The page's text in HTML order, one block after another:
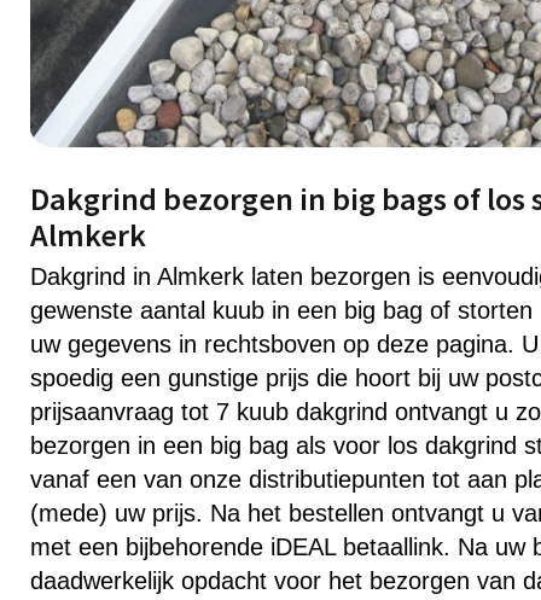
Dakgrind bezorgen in big bags of los
Almkerk
Dakgrind in Almkerk laten bezorgen is
gewenste aantal kuub in een big bag of
uw gegevens in rechtsboven op deze pagina.
spoedig een gunstige prijs die hoort bij uw
prijsaanvraag tot 7 kuub dakgrind ontvangt u
bezorgen in een big bag als voor los dakgrind
vanaf een van onze distributiepunten tot aan
(mede) uw prijs. Na het bestellen ontvangt u
met een bijbehorende iDEAL betaallink. Na uw
daadwerkelijk opdacht voor het bezorgen van